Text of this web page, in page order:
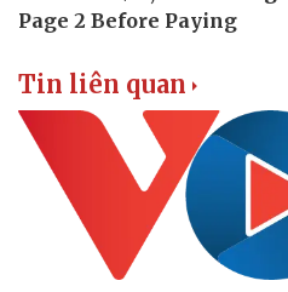
Tin liên quan